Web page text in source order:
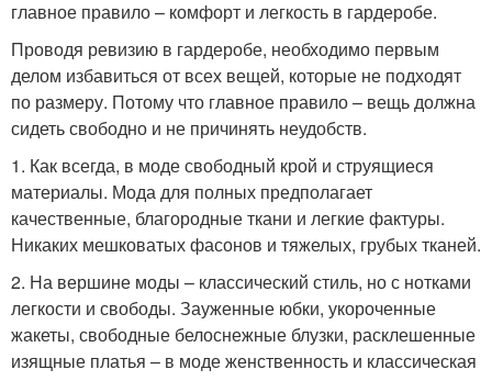
главное правило – комфорт и легкость в гардеробе.
Проводя ревизию в гардеробе, необходимо первым
делом избавиться от всех вещей, которые не подходят
по размеру. Потому что главное правило – вещь должна
сидеть свободно и не причинять неудобств.
1. Как всегда, в моде свободный крой и струящиеся
материалы. Мода для полных предполагает
качественные, благородные ткани и легкие фактуры.
Никаких мешковатых фасонов и тяжелых, грубых тканей.
2. На вершине моды – классический стиль, но с нотками
легкости и свободы. Зауженные юбки, укороченные
жакеты, свободные белоснежные блузки, расклешенные
изящные платья – в моде женственность и классическая